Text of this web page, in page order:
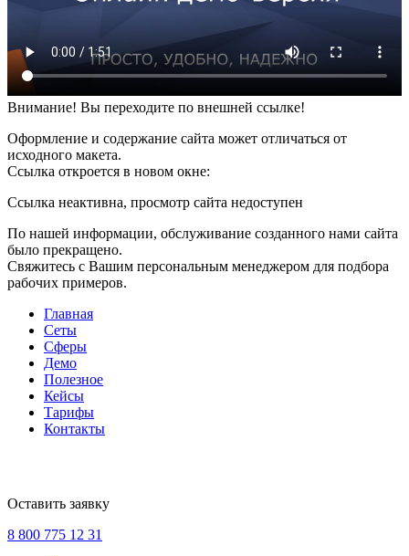
Внимание! Вы переходите по внешней ссылке!
Оформление и содержание сайта может отличаться от
исходного макета.
Ссылка откроется в новом окне:
Ссылка неактивна, просмотр сайта недоступен
По нашей информации, обслуживание созданного нами сайта
было прекращено.
Свяжитесь с Вашим персональным менеджером для подбора
рабочих примеров.
Главная
Сеты
Сферы
Демо
Полезное
Кейсы
Тарифы
Контакты
Оставить заявку
8 800 775 12 31